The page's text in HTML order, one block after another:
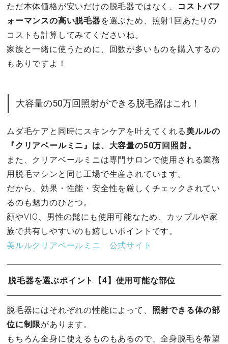
ただ本体価格が安いだけの脱毛器ではなく、
コストパフ
ォーマンスの高い脱毛器を選ぶため、照射1回あたりの
コストも計算してみてくださいね。
家族と一緒に使うために、回数が多いものを購入するの
もありですよ！
大容量の50万回照射ができる脱毛器はこれ！
ムダ毛ケアと同時にスキンケアを叶えてくれる 美ルルの
『クリアベールミニ』は、大容量の50万回照射。
また、クリアベールミニは専門サロンで使用される業務
用脱毛マシンと同じ工場で生産されています。
だから、効果・性能・安全性を厳しくチェックされてい
るのも魅力のひとつ。
顔やVIO、男性の髭にも使用可能なため、カップルや家
族で共有しやすいのも嬉しいポイントです。
美ルルクリアベールミニ 公式サイト
脱毛器を選ぶポイント【4】使用可能な部位
脱毛器にはそれぞれの性能によって、 照射できる体の部
位に制限があります。
もちろん全身に使えるものもあるので、全身脱毛を希望